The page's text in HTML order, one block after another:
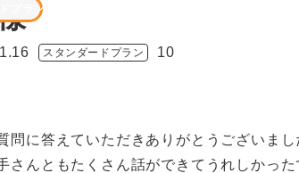
プラン
スタンダードプラン 10
問に答えていただきありがとうございま
さんともたくさん話ができてうれしかった